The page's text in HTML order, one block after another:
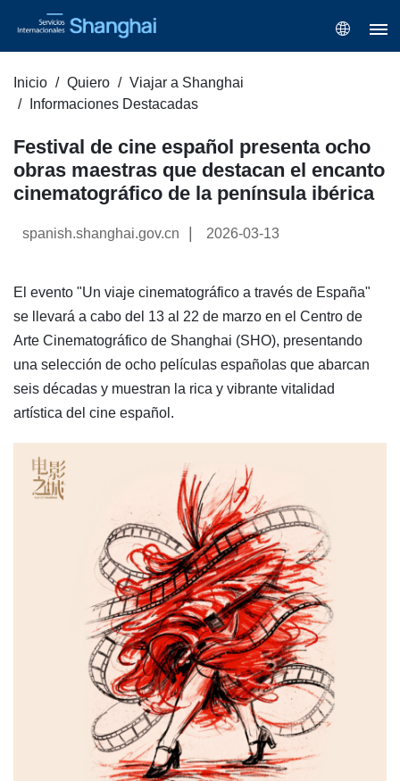
Inicio Quiero
Viajar a Shanghai
Informaciones Destacadas
Festival de cine español presenta ocho
obras maestras que destacan el encanto
cinematográfico de la península ibérica
spanish.shanghai.gov.cn 2026-03-13
El evento "Un viaje cinematográfico a través de España"
se llevará a cabo del 13 al 22 de marzo en el Centro de
Arte Cinematográfico de Shanghai (SHO), presentando
una selección de ocho películas españolas que abarcan
seis décadas y muestran la rica y vibrante vitalidad
artística del cine español.